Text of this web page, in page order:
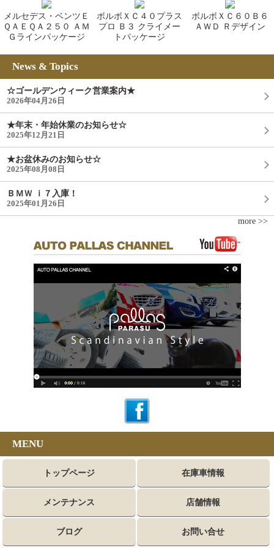
メルセデス・ベンツＥ
ＱＡＥＱＡ２５０ ＡＭ
Ｇラインパッケージ
ボルボＸＣ４０プラス
プロ Ｂ３ クライメー
トパッケージ
ボルボＸＣ６０Ｂ６
ＡＷＤ Ｒデザイン
News & Topics
☆ゴールデンウィーク営業案内★
2026年04月26日
★年末・年始休業のお知らせ☆
2025年12月21日
★お盆休みのお知らせ☆
2025年08月08日
ＢＭＷ ｉ７入庫！
2025年01月26日
more >>
MENU
トップページ 在庫車情報
メンテナンス 店舗情報
ブログ お問い合せ